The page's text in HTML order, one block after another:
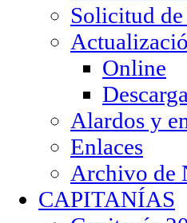
Solicitud de
Online
Alardos y
Enlaces
Archivo de
CAPITANÍAS